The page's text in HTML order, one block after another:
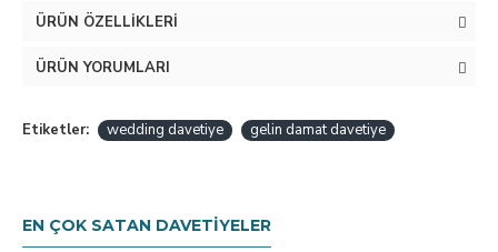
ÜRÜN ÖZELLIKLERI
ÜRÜN YORUMLARI
Etiketler: wedding davetiye gelin damat davetiye
EN ÇOK SATAN DAVETIYELER